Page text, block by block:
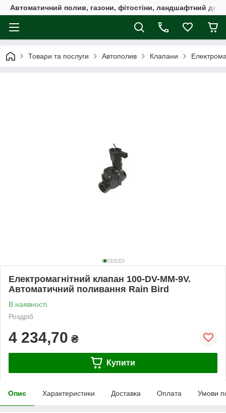
Автоматичний полив, газони, фітостіни, ландшафтний
Товари та послуги Автополив Клапани
Електромагнітний клапан 100-DV-MM-9V.
Автоматичний поливання Rain Bird
В наявності
Роздріб
4 234,70 ₴
Купити
Опис Характеристики Доставка Оплата Умови